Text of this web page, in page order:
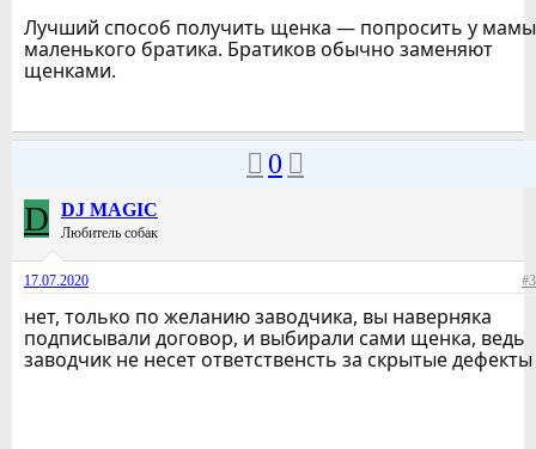
Лучший способ получить щенка — попросить у мамы
маленького братика. Братиков обычно заменяют
щенками.
0
D DJ MAGIC
Любитель собак
17.07.2020 #3
нет, только по желанию заводчика, вы наверняка
подписывали договор, и выбирали сами щенка, ведь
заводчик не несет ответственсть за скрытые дефекты